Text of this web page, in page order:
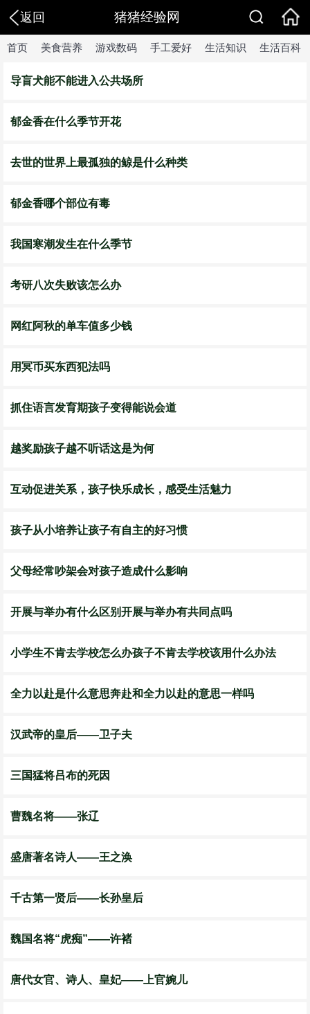
返回 猪猪经验网
首页 美食营养 游戏数码 手工爱好 生活知识 生活百科
导盲犬能不能进入公共场所
郁金香在什么季节开花
去世的世界上最孤独的鲸是什么种类
郁金香哪个部位有毒
我国寒潮发生在什么季节
考研八次失败该怎么办
网红阿秋的单车值多少钱
用冥币买东西犯法吗
抓住语言发育期孩子变得能说会道
越奖励孩子越不听话这是为何
互动促进关系，孩子快乐成长，感受生活魅力
孩子从小培养让孩子有自主的好习惯
父母经常吵架会对孩子造成什么影响
开展与举办有什么区别开展与举办有共同点吗
​小学生不肯去学校怎么办孩子不肯去学校该用什么办法
全力以赴是什么意思奔赴和全力以赴的意思一样吗
汉武帝的皇后——卫子夫
三国猛将吕布的死因
曹魏名将——张辽
盛唐著名诗人——王之涣
千古第一贤后——长孙皇后
魏国名将“虎痴”——许褚
唐代女官、诗人、皇妃——上官婉儿